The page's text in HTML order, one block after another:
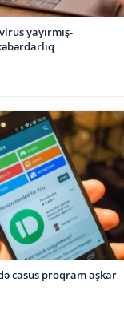
yayırmış-
casus proqram aşkar